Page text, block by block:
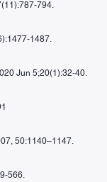
794.
1487.
Jun 5;20(1):32-40.
50:1140–1147.
566.